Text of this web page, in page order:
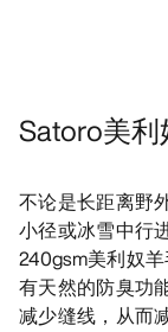
Satoro美
不论是长距离野
小径或冰雪中行
240gsm美利奴
有天然的防臭功
减少缝线，从而